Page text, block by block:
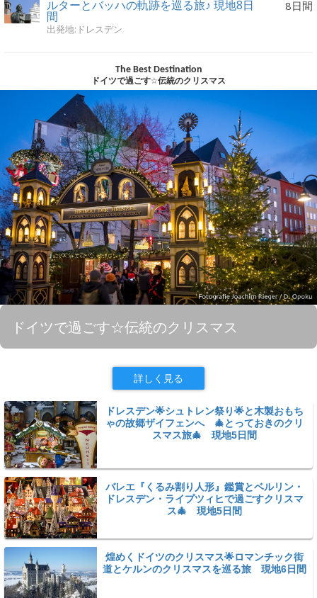
ルターとバッハの軌跡を巡る旅♪ 現地8日
間
出発地:ドレスデン
8日間
The Best Destination
ドイツで過ごす☆伝統のクリスマス
ドイツで過ごす☆伝統のクリスマス
詳しく見る
ドレスデン🌟シュトレン祭り🌟と木製おもち
ゃの故郷ザイフェンへ 🎄とっておきのクリ
スマス旅🎄 現地5日間
バレエ『くるみ割り人形』鑑賞とベルリン・
ドレスデン・ライプツィヒで過ごすクリスマ
ス🎄 現地5日間
煌めくドイツのクリスマス🌟ロマンチック街
道とケルンのクリスマスを巡る旅 現地6日間